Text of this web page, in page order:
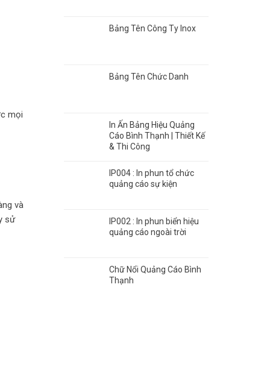
mọi
và
sử
Bảng Tên Công Ty Inox
Bảng Tên Chức Danh
In Ấn Bảng Hiệu Quảng
Cáo Bình Thạnh | Thiết Kế
& Thi Công
IP004 : In phun tổ chức
quảng cáo sự kiện
IP002 : In phun biển hiệu
quảng cáo ngoài trời
Chữ Nổi Quảng Cáo Bình
Thạnh